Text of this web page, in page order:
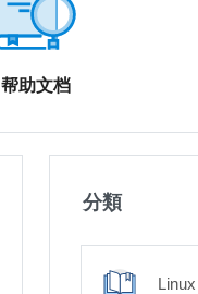
帮助文档
分類
Linux